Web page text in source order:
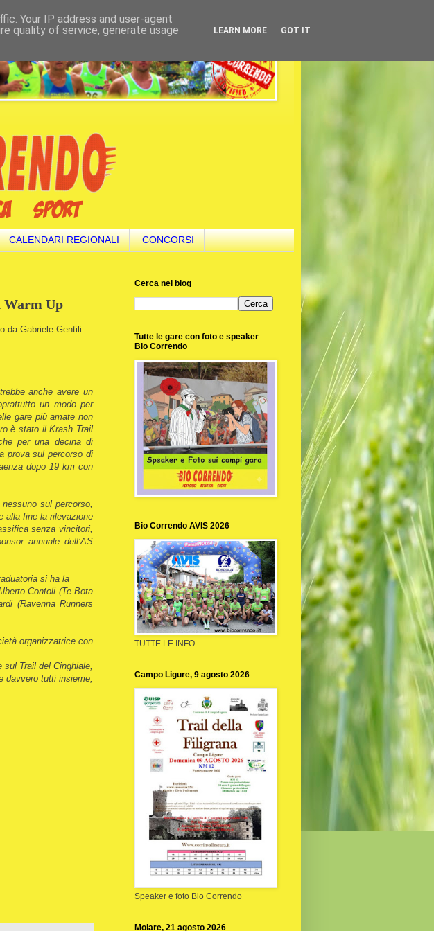
CALENDARI REGIONALI CONCORSI
Warm Up
da Gabriele Gentili:
anche avere un
un modo per
gare più amate non
è stato il Krash Trail
per una decina di
prova sul percorso di
dopo 19 km con
sul percorso,
alla fine la rilevazione
senza vincitori,
annuale dell’AS
si ha la
Contoli (Te Bota
(Ravenna Runners
organizzatrice con
Trail del Cinghiale,
davvero tutti insieme,
Cerca nel blog
Tutte le gare con foto e speaker
Bio Correndo
Bio Correndo AVIS 2026
TUTTE LE INFO
Campo Ligure, 9 agosto 2026
Speaker e foto Bio Correndo
Molare, 21 agosto 2026
Your IP address and user-agent
quality of service, generate usage
LEARN MORE GOT IT